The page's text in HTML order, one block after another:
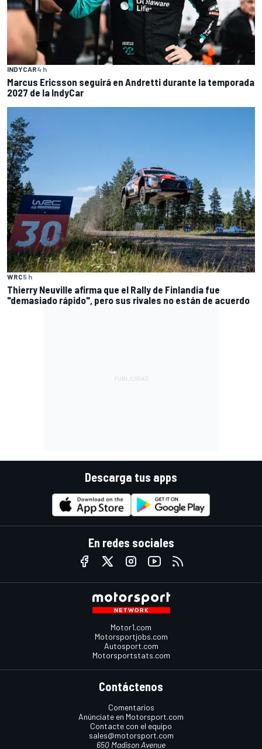
INDYCAR4 h
Marcus Ericsson seguirá en Andretti durante la temporada
2027 de la IndyCar
WRC5 h
Thierry Neuville afirma que el Rally de Finlandia fue
"demasiado rápido", pero sus rivales no están de acuerdo
Descarga tus apps
En redes sociales
Motor1.com
Motorsportjobs.com
Autosport.com
Motorsportstats.com
Contáctenos
Comentarios
Anúnciate en Motorsport.com
Contacte con el equipo
sales@motorsport.com
650 Madison Avenue